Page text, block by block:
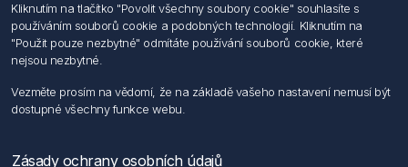
Můj účet
Můj účet
Objednávky
Adresy
Kliknutím na tlačítko "Povolit všechny soubory cookie" souhlasíte s
používáním souborů cookie a podobných technologií. Kliknutím na
"Použit pouze nezbytné" odmítáte používání souborů cookie, které
nejsou nezbytné.
Vezměte prosím na vědomí, že na základě vašeho nastavení nemusí být
dostupné všechny funkce webu.
Zásady ochrany osobních údajů